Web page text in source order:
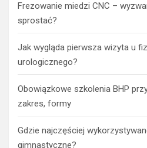
Frezowanie miedzi CNC –
sprostać?
Jak wygląda pierwsza wizyta u
urologicznego?
Obowiązkowe szkolenia BHP
zakres, formy
Gdzie najczęściej
gimnastyczne?